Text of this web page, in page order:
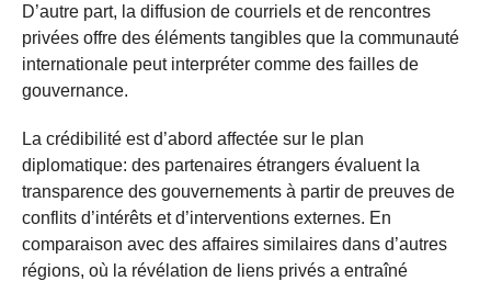
D’autre part, la diffusion de courriels et de rencontres
privées offre des éléments tangibles que la communauté
internationale peut interpréter comme des failles de
gouvernance.
La crédibilité est d’abord affectée sur le plan
diplomatique: des partenaires étrangers évaluent la
transparence des gouvernements à partir de preuves de
conflits d’intérêts et d’interventions externes. En
comparaison avec des affaires similaires dans d’autres
régions, où la révélation de liens privés a entraîné